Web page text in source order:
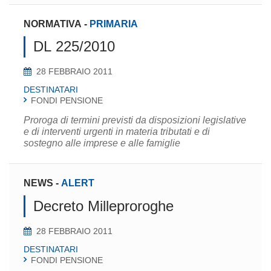
NORMATIVA - PRIMARIA
DL 225/2010
28 FEBBRAIO 2011
DESTINATARI
FONDI PENSIONE
Proroga di termini previsti da disposizioni legislative
e di interventi urgenti in materia tributati e di
sostegno alle imprese e alle famiglie
NEWS - ALERT
Decreto Milleproroghe
28 FEBBRAIO 2011
DESTINATARI
FONDI PENSIONE